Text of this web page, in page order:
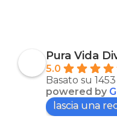
Pura Vida
5.0
Basato su
powered by G
lascia una